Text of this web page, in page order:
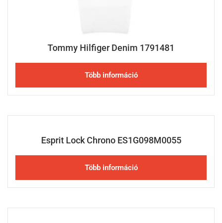
Tommy Hilfiger Denim 1791481
Több információ
Esprit Lock Chrono ES1G098M0055
Több információ